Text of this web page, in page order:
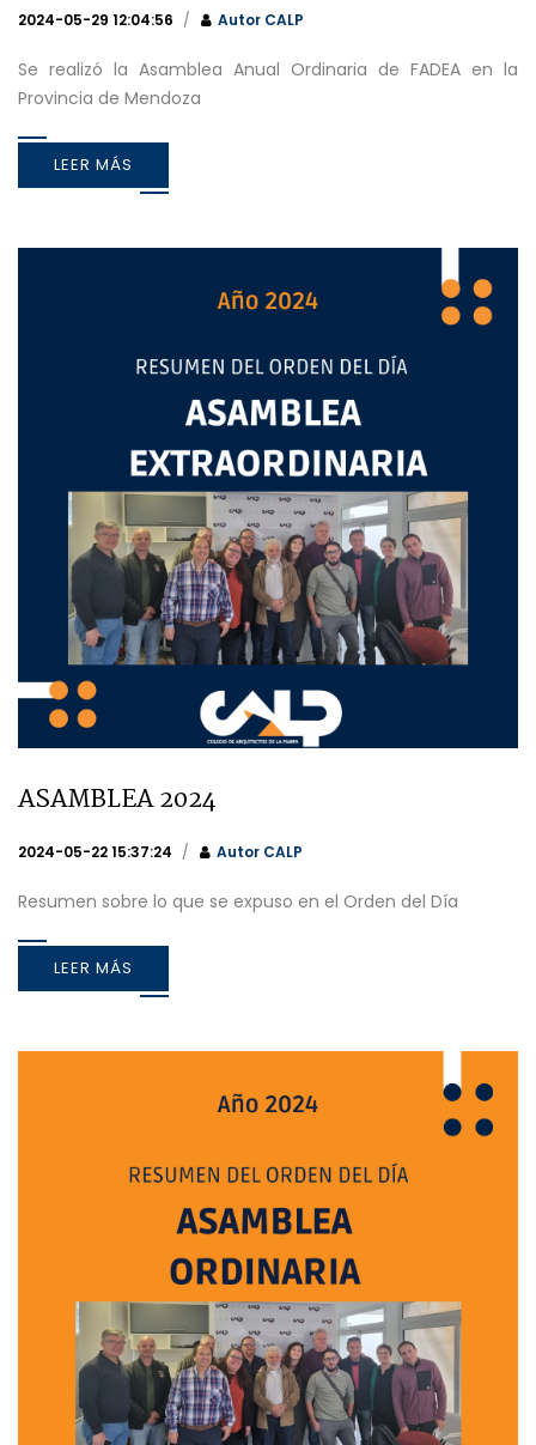
2024-05-29 12:04:56 Autor CALP
Se realizó la Asamblea Anual Ordinaria de FADEA en la
Provincia de Mendoza
LEER MÁS
ASAMBLEA 2024
2024-05-22 15:37:24 Autor CALP
Resumen sobre lo que se expuso en el Orden del Día
LEER MÁS